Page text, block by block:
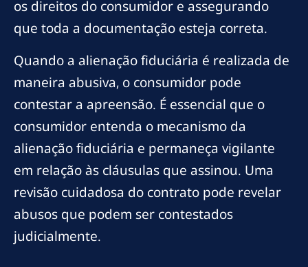
os direitos do consumidor e assegurando
que toda a documentação esteja correta.
Quando a alienação fiduciária é realizada de
maneira abusiva, o consumidor pode
contestar a apreensão. É essencial que o
consumidor entenda o mecanismo da
alienação fiduciária e permaneça vigilante
em relação às cláusulas que assinou. Uma
revisão cuidadosa do contrato pode revelar
abusos que podem ser contestados
judicialmente.